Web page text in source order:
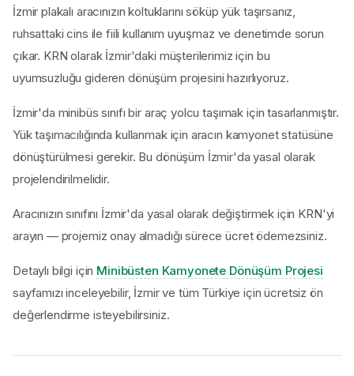
İzmir plakalı aracınızın koltuklarını söküp yük taşırsanız,
ruhsattaki cins ile fiili kullanım uyuşmaz ve denetimde sorun
çıkar. KRN olarak İzmir'daki müşterilerimiz için bu
uyumsuzluğu gideren dönüşüm projesini hazırlıyoruz.
İzmir'da minibüs sınıfı bir araç yolcu taşımak için tasarlanmıştır.
Yük taşımacılığında kullanmak için aracın kamyonet statüsüne
dönüştürülmesi gerekir. Bu dönüşüm İzmir'da yasal olarak
projelendirilmelidir.
Aracınızın sınıfını İzmir'da yasal olarak değiştirmek için KRN'yi
arayın — projemiz onay almadığı sürece ücret ödemezsiniz.
Detaylı bilgi için Minibüsten Kamyonete Dönüşüm Projesi
sayfamızı inceleyebilir, İzmir ve tüm Türkiye için ücretsiz ön
değerlendirme isteyebilirsiniz.